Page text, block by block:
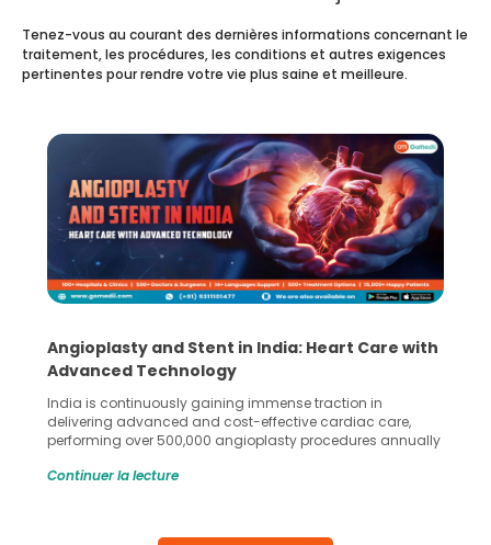
Tenez-vous au courant des dernières informations concernant le
traitement, les procédures, les conditions et autres exigences
pertinentes pour rendre votre vie plus saine et meilleure.
Angioplasty and Stent in India: Heart Care with
Advanced Technology
India is continuously gaining immense traction in
delivering advanced and cost-effective cardiac care,
performing over 500,000 angioplasty procedures annually
globe are searching for treatments like angioplasty and
Studies, such as one published
Continuer la lecture